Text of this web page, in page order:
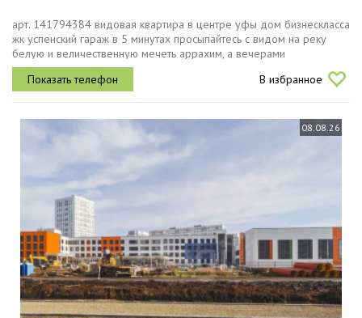
арт. 141794384 видовая квартира в центре уфы дом бизнескласса
жк успенский гараж в 5 минутах просыпайтесь с видом на реку
белую и величественную мечеть аррахим, а вечерами
наслаждайтесь панорамой огней уфы. такие виды невозможно
создать ремонтом...
В избранное
08.08.26